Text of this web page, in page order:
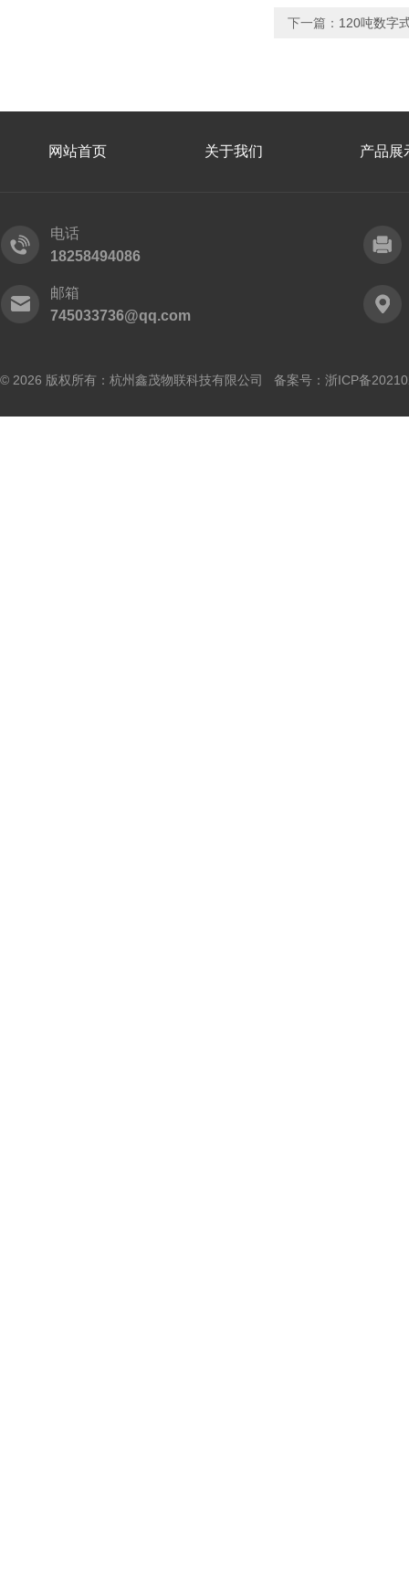
下一篇： 120吨数字
网站首页 关于我们 产品展
电话
18258494086
邮箱
745033736@qq.com
© 2026 版权所有：杭州鑫茂物联科技有限公司 备案号： 浙ICP备